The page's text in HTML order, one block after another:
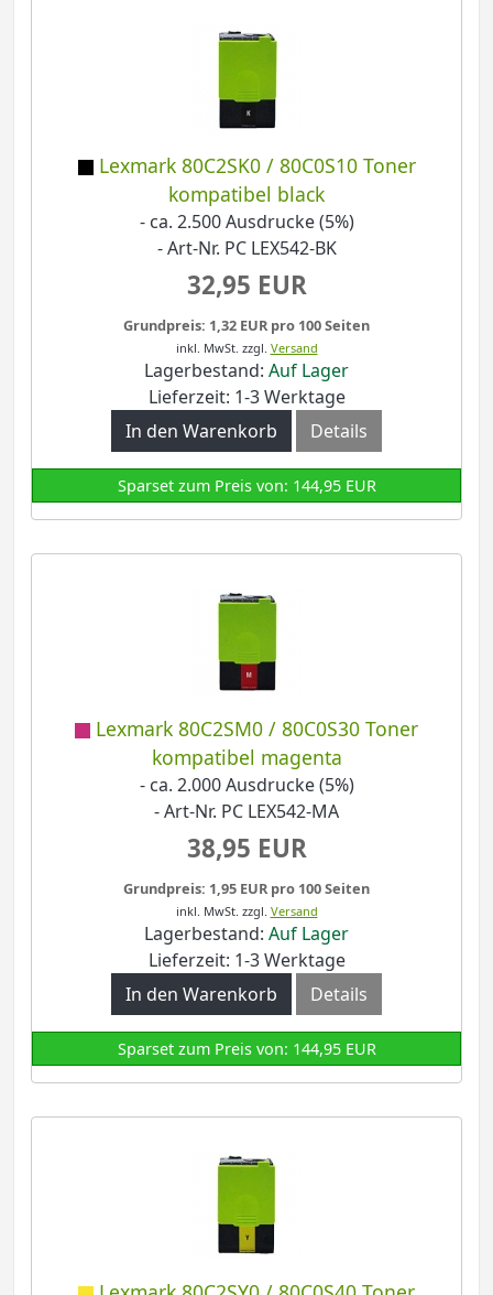
Lexmark 80C2SK0 / 80C0S10 Toner
kompatibel black
- ca. 2.500 Ausdrucke (5%)
- Art-Nr. PC LEX542-BK
32,95 EUR
Grundpreis: 1,32 EUR pro 100 Seiten
inkl. MwSt. zzgl. Versand
Lagerbestand: Auf Lager
Lieferzeit: 1-3 Werktage
In den Warenkorb
Details
Sparset zum Preis von: 144,95 EUR
Lexmark 80C2SM0 / 80C0S30 Toner
kompatibel magenta
- ca. 2.000 Ausdrucke (5%)
- Art-Nr. PC LEX542-MA
38,95 EUR
Grundpreis: 1,95 EUR pro 100 Seiten
inkl. MwSt. zzgl. Versand
Lagerbestand: Auf Lager
Lieferzeit: 1-3 Werktage
In den Warenkorb
Details
Sparset zum Preis von: 144,95 EUR